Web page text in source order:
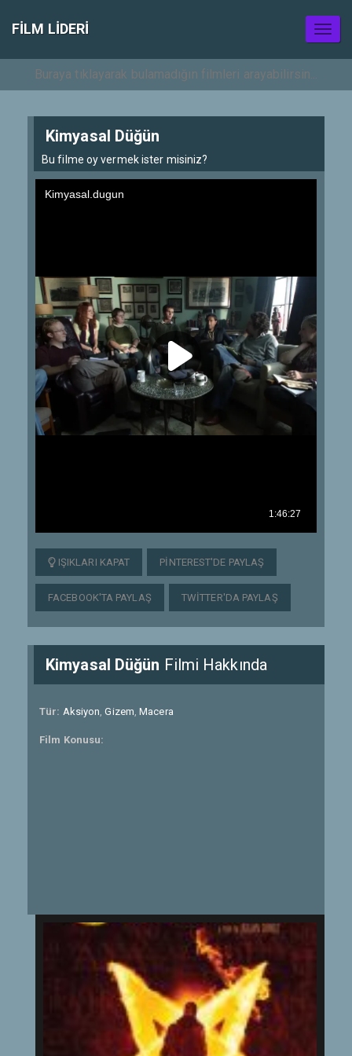
FILM LIDERI
Kimyasal Düğün
Bu filme oy vermek ister misiniz?
IŞIKLARI KAPAT PINTEREST'DE PAYLAŞ
FACEBOOK'TA PAYLAŞ TWITTER'DA PAYLAŞ
Kimyasal Düğün Filmi Hakkında
Tür: Aksiyon,Gizem,Macera
Film Konusu: